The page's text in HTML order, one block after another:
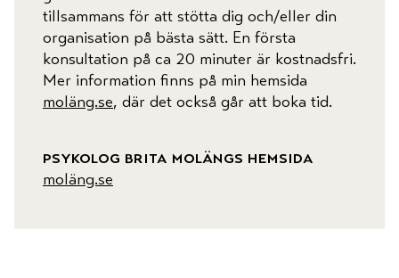
tillsammans för att stötta dig och/eller din
organisation på bästa sätt. En första
konsultation på ca 20 minuter är kostnadsfri.
Mer information finns på min hemsida
moläng.se, där det också går att boka tid.
psykolog brita molängs hemsida
moläng.se